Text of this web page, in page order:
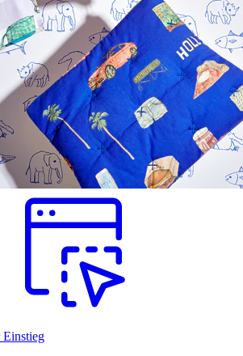
Einstieg